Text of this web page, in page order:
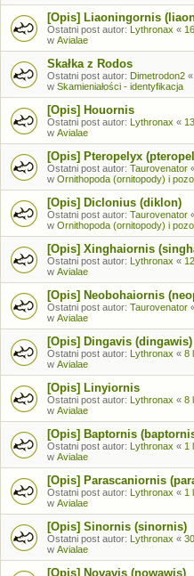
[Opis] Liaoningornis
Ostatni post autor: Lythronax «
w Avialae
Skałka z Rodos
Ostatni post autor: Dimetrodon2 «
w Skamieniałości - identyfikacja
[Opis] Houornis
Ostatni post autor: Lythronax «
w Avialae
[Opis] Pteropelyx
Ostatni post autor: Taurovenator
w Ornithopoda (ornitopody) i
[Opis] Diclonius (diklon)
Ostatni post autor: Taurovenator
w Ornithopoda (ornitopody) i
[Opis] Xinghaiornis
Ostatni post autor: Lythronax «
w Avialae
[Opis] Neobohaiornis
Ostatni post autor: Taurovenator
w Avialae
[Opis] Dingavis (dingawis)
Ostatni post autor: Lythronax « 8
w Avialae
[Opis] Linyiornis
Ostatni post autor: Lythronax « 8
w Avialae
[Opis] Baptornis
Ostatni post autor: Lythronax « 1
w Avialae
[Opis] Parascaniornis
Ostatni post autor: Lythronax « 1
w Avialae
[Opis] Sinornis (sinornis)
Ostatni post autor: Lythronax «
w Avialae
[Opis] Novavis (nowawis)